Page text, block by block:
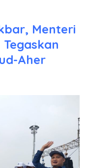
Menteri
Aher